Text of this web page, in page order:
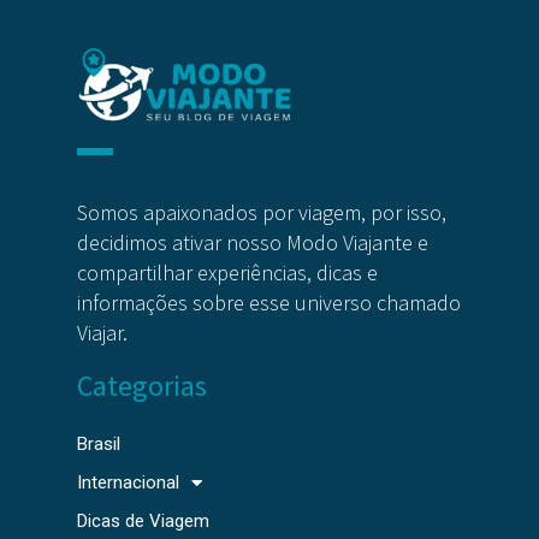
Somos apaixonados por viagem, por isso,
decidimos ativar nosso Modo Viajante e
compartilhar experiências, dicas e
informações sobre esse universo chamado
Viajar.
Categorias
Brasil
Internacional
Dicas de Viagem